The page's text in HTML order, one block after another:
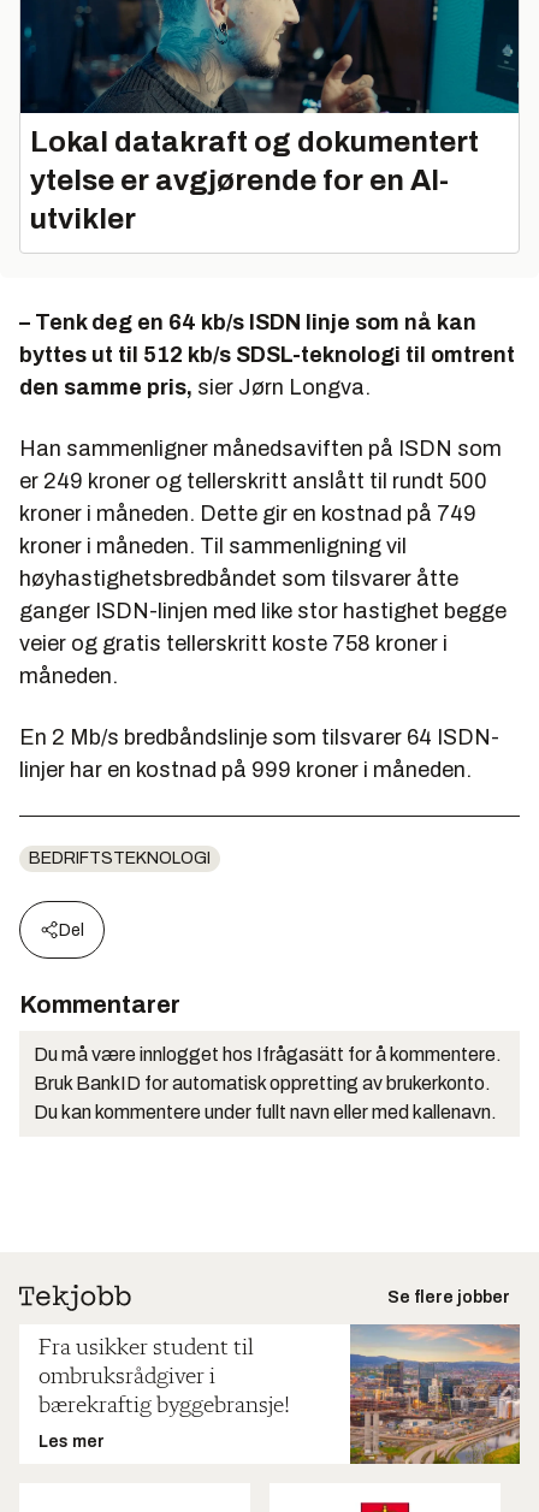
Lokal datakraft og dokumentert
ytelse er avgjørende for en AI-
utvikler
– Tenk deg en 64 kb/s ISDN linje som nå kan
byttes ut til 512 kb/s SDSL-teknologi til omtrent
den samme pris, sier Jørn Longva.
Han sammenligner månedsaviften på ISDN som
er 249 kroner og tellerskritt anslått til rundt 500
kroner i måneden. Dette gir en kostnad på 749
kroner i måneden. Til sammenligning vil
høyhastighetsbredbåndet som tilsvarer åtte
ganger ISDN-linjen med like stor hastighet begge
veier og gratis tellerskritt koste 758 kroner i
måneden.
En 2 Mb/s bredbåndslinje som tilsvarer 64 ISDN-
linjer har en kostnad på 999 kroner i måneden.
BEDRIFTSTEKNOLOGI
Del
Kommentarer
Du må være innlogget hos Ifrågasätt for å kommentere.
Bruk BankID for automatisk oppretting av brukerkonto.
Du kan kommentere under fullt navn eller med kallenavn.
Se flere jobber
Fra usikker student til
ombruksrådgiver i
bærekraftig byggebransje!
Les mer